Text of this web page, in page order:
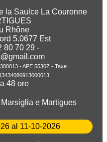
la Saulce La Couronne
Rhône
5.0677 Est
80 70 29 -
- APE 5530Z - Taxe
48 ore
e Martigues
al 11-10-2026